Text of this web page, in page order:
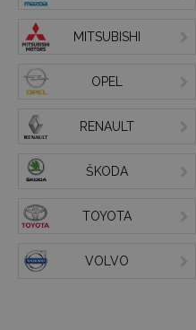
MITSUBISHI
OPEL
RENAULT
ŠKODA
TOYOTA
VOLVO